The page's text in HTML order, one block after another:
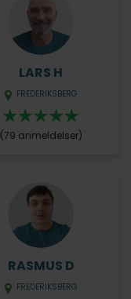
LARS H
FREDERIKSBERG
(79 anmeldelser)
RASMUS D
FREDERIKSBERG